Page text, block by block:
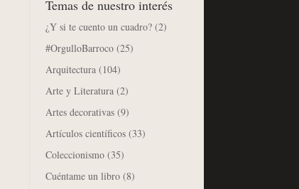
Temas de nuestro interés
¿Y si te cuento un cuadro? (2)
#OrgulloBarroco (25)
Arquitectura (104)
Arte y Literatura (2)
Artes decorativas (9)
Artículos científicos (33)
Coleccionismo (35)
Cuéntame un libro (8)